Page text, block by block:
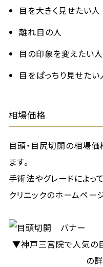
目を大きく見せたい人
離れ目の人
目の印象を変えたい人
目をぱっちり見せたい
相場価格
目頭・目尻切開の相場
ます。
手術法やグレードによっ
クリニックのホームペー
▼神戸三宮院で人気の
の